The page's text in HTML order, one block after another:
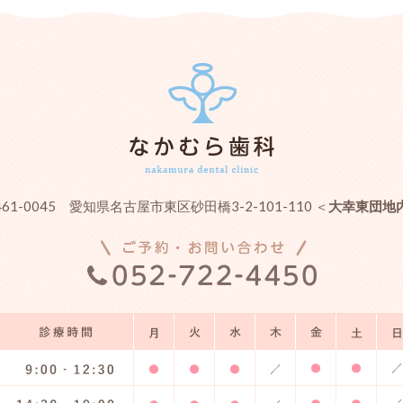
0045 愛知県名古屋市東区砂田橋3-2-101-110 ＜ 大幸東団地